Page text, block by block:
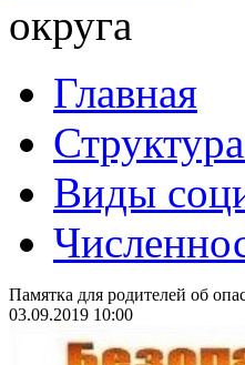
округа
Главная
Виды
Памятка для родителей об
03.09.2019 10:00